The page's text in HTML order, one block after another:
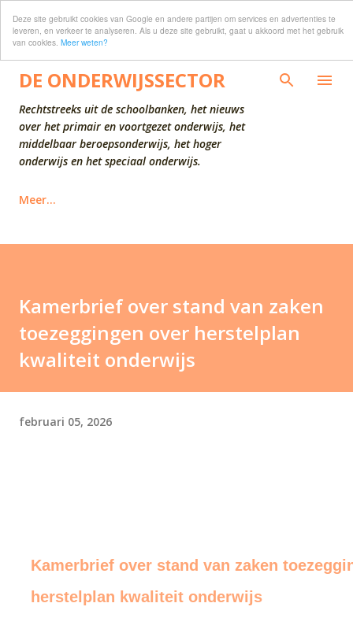
Deze site gebruikt cookies van Google en andere partijen om services en advertenties te
leveren, en verkeer te analyseren. Als u deze site gebruikt, gaat u akkoord met het gebruik
van cookies. Meer weten?
Doorgaan naar hoofdcontent
DE ONDERWIJSSECTOR
Rechtstreeks uit de schoolbanken, het nieuws
over het primair en voortgezet onderwijs, het
middelbaar beroepsonderwijs, het hoger
onderwijs en het speciaal onderwijs.
Meer…
Kamerbrief over stand van zaken
toezeggingen over herstelplan
kwaliteit onderwijs
februari 05, 2026
Kamerbrief over stand van zaken
herstelplan kwaliteit onderwijs